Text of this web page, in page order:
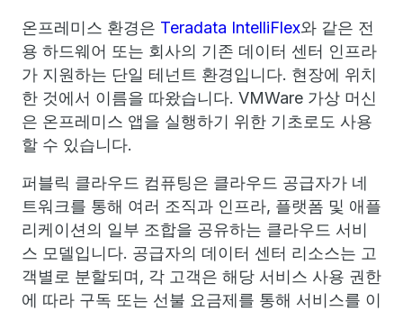
온프레미스 환경은 Teradata IntelliFlex와 같은 전
용 하드웨어 또는 회사의 기존 데이터 센터 인프라
가 지원하는 단일 테넌트 환경입니다. 현장에 위치
한 것에서 이름을 따왔습니다. VMWare 가상 머신
은 온프레미스 앱을 실행하기 위한 기초로도 사용
할 수 있습니다.
퍼블릭 클라우드 컴퓨팅은 클라우드 공급자가 네
트워크를 통해 여러 조직과 인프라, 플랫폼 및 애플
리케이션의 일부 조합을 공유하는 클라우드 서비
스 모델입니다. 공급자의 데이터 센터 리소스는 고
객별로 분할되며, 각 고객은 해당 서비스 사용 권한
에 따라 구독 또는 선불 요금제를 통해 서비스를 이